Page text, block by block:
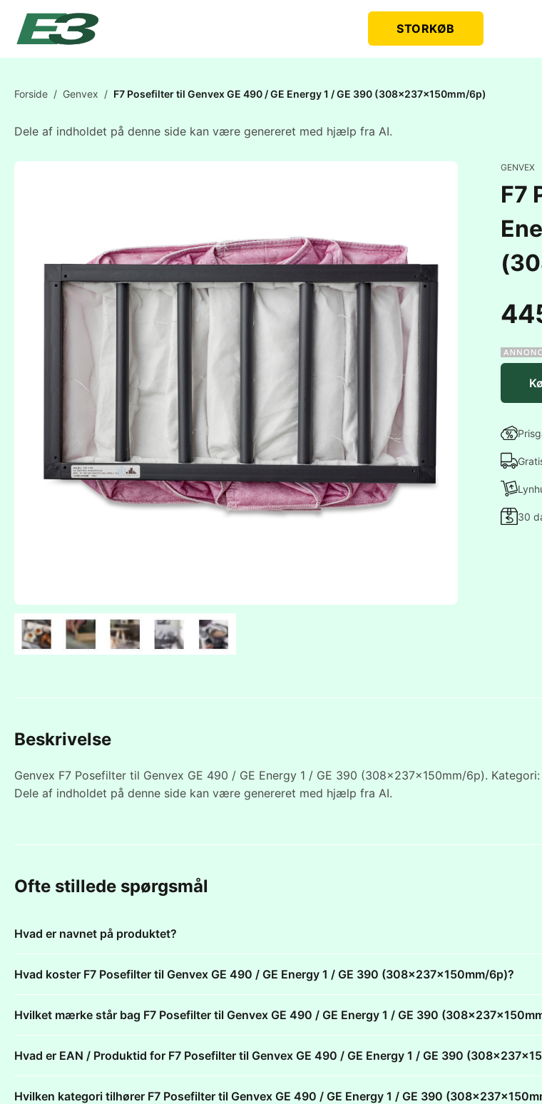
STORKØB
Forside / Genvex / F7 Posefilter til Genvex GE 490 / GE Energy 1 / GE 390 (308x237x150mm/6p)
Dele af indholdet på denne side kan være genereret med hjælp fra AI.
GENVEX
F7
30
Beskrivelse
Genvex F7 Posefilter til Genvex GE 490 / GE Energy 1 / GE 390 (308x237x150mm/6p).
Dele af indholdet på denne side kan være genereret med hjælp fra AI.
Ofte stillede spørgsmål
Hvad er navnet på produktet?
Hvad koster F7 Posefilter til Genvex GE 490 / GE Energy 1 / GE 390 (308x237x150mm/6p)?
Hvilket mærke står bag F7 Posefilter til Genvex GE 490 / GE Energy 1 / GE 390
Hvad er EAN / Produktid for F7 Posefilter til Genvex GE 490 / GE Energy 1 / GE 390
Hvilken kategori tilhører F7 Posefilter til Genvex GE 490 / GE Energy 1 / GE 390